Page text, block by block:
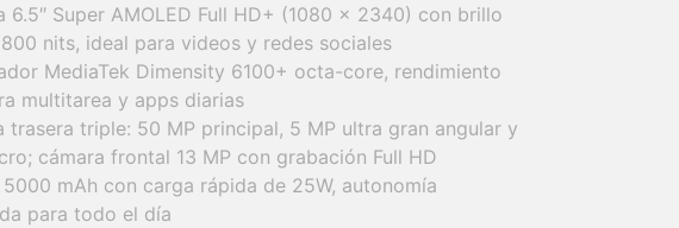
6.5″ Super AMOLED Full HD+ (1080 x 2340) con brillo
nits, ideal para videos y redes sociales
MediaTek Dimensity 6100+ octa-core, rendimiento
multitarea y apps diarias
trasera triple: 50 MP principal, 5 MP ultra gran angular y
cámara frontal 13 MP con grabación Full HD
5000 mAh con carga rápida de 25W, autonomía
para todo el día